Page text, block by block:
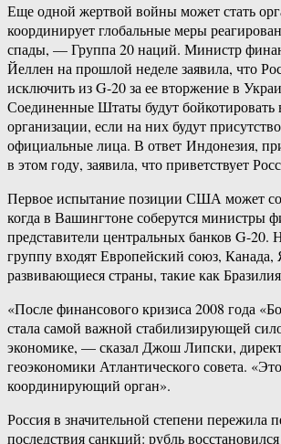
Еще одной жертвой войны может стать
координирует глобальные меры
спады, — Группа 20 наций. Министр
Йеллен на прошлой неделе заявила, что
исключить из G-20 за ее вторжение в
Соединенные Штаты будут бойкотировать
организации, если на них будут
официальные лица. В ответ Индонезия,
в этом году, заявила, что приветствует
Первое испытание позиции США может
когда в Вашингтоне соберутся министры
представители центральных банков G-
группу входят Европейский союз,
развивающиеся страны, такие как
«После финансового кризиса 2008 года
стала самой важной стабилизирующей
экономике, — сказал Джош Липски,
геоэкономики Атлантического совета.
координирующий орган».
Россия в значительной степени пережила
последствия санкций: рубль